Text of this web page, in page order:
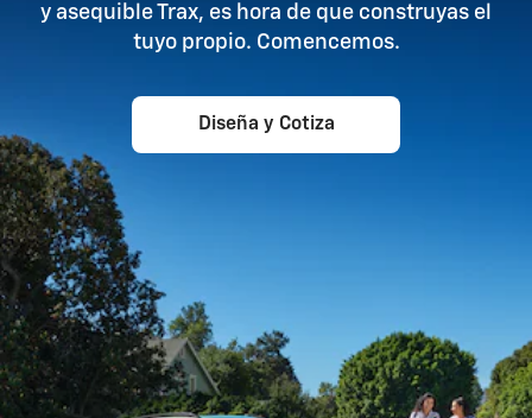
y asequible Trax, es hora de que construyas el
tuyo propio. Comencemos.
Diseña y Cotiza